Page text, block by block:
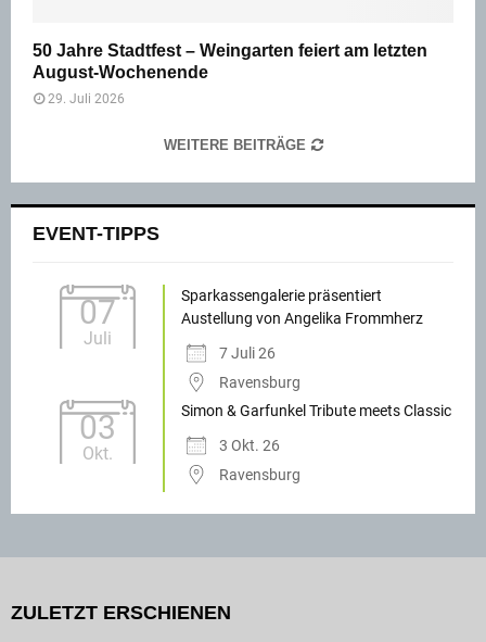
50 Jahre Stadtfest – Weingarten feiert am letzten
August-Wochenende
29. Juli 2026
WEITERE BEITRÄGE
EVENT-TIPPS
07
Juli
Sparkassengalerie präsentiert
Austellung von Angelika Frommherz
7 Juli 26
Ravensburg
03
Okt.
Simon & Garfunkel Tribute meets Classic
3 Okt. 26
Ravensburg
ZULETZT ERSCHIENEN